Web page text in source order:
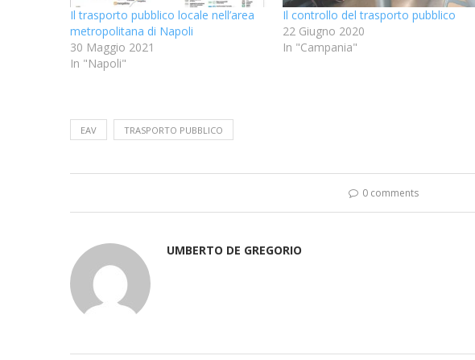
Il trasporto pubblico locale nell’area
metropolitana di Napoli
30 Maggio 2021
In "Napoli"
Il controllo del trasporto pubblico
22 Giugno 2020
In "Campania"
EAV TRASPORTO PUBBLICO
0 comments
UMBERTO DE GREGORIO